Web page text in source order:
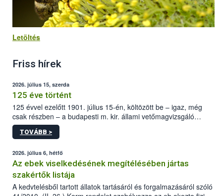
Letöltés
Friss hírek
2026. július 15, szerda
125 éve történt
125 évvel ezelőtt 1901. július 15-én, költözött be – igaz, még
csak részben – a budapesti m. kir. állami vetőmagvizsgáló
állomás a Kis Rókus utca 15. szám alatti, Czigler Győző által
tervezett új épületébe.
TOVÁBB >
2026. július 6, hétfő
Az ebek viselkedésének megítélésében jártas
szakértők listája
A kedvtelésből tartott állatok tartásáról és forgalmazásáról szóló